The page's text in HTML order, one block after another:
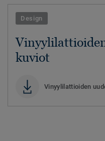
Design
kuviot
Vinyylilattioiden